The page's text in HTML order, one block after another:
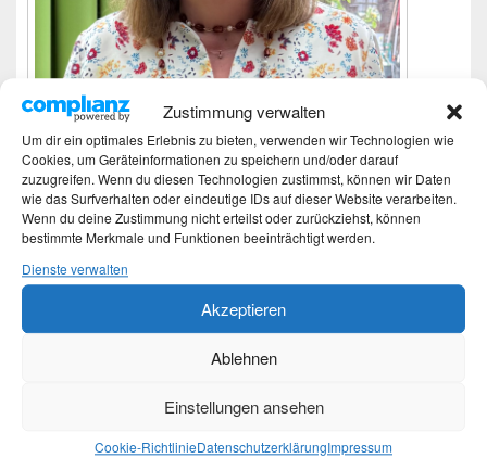
Zustimmung verwalten
Um dir ein optimales Erlebnis zu bieten, verwenden wir Technologien wie
Cookies, um Geräteinformationen zu speichern und/oder darauf
zuzugreifen. Wenn du diesen Technologien zustimmst, können wir Daten
wie das Surfverhalten oder eindeutige IDs auf dieser Website verarbeiten.
Wenn du deine Zustimmung nicht erteilst oder zurückziehst, können
bestimmte Merkmale und Funktionen beeinträchtigt werden.
Dienste verwalten
Akzeptieren
Ablehnen
Einstellungen ansehen
Cookie-RichtlinieDatenschutzerklärungImpressum
Ich bin Martina und Autorin dieses Blogs.
Mehr Infos unter About me.